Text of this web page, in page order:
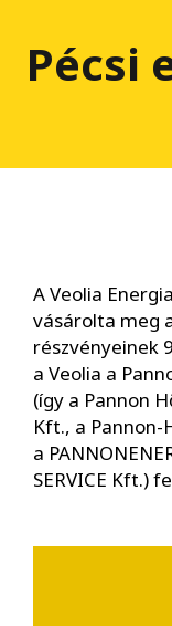
Pécsi
A Veolia
vásárolta meg
részvényeinek
a Veolia a
(így a Pannon
Kft., a Pannon-
a
SERVICE Kft.)